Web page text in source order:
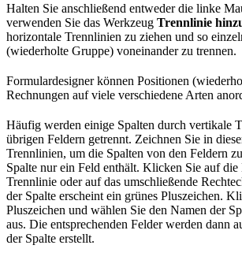
Halten Sie anschließend entweder die linke
verwenden Sie das Werkzeug Trennlinie
horizontale Trennlinien zu ziehen und so
(wiederholte Gruppe) voneinander zu trennen.
Formulardesigner können Positionen
Rechnungen auf viele verschiedene Arten
Häufig werden einige Spalten durch vertikale
übrigen Feldern getrennt. Zeichnen Sie in
Trennlinien, um die Spalten von den Feldern
Spalte nur ein Feld enthält. Klicken Sie auf
Trennlinie oder auf das umschließende
der Spalte erscheint ein grünes Pluszeichen.
Pluszeichen und wählen Sie den Namen der
aus. Die entsprechenden Felder werden dann
der Spalte erstellt.